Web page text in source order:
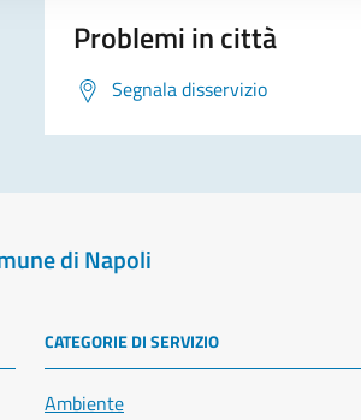
Problemi in città
Segnala disservizio
di Napoli
CATEGORIE DI SERVIZIO
Ambiente